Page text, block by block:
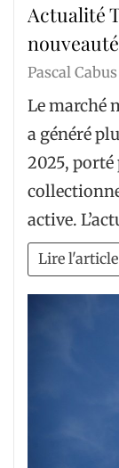
Actualité
Pascal Cabus
Le marché
a généré
2025, porté
active.
Lire l'article